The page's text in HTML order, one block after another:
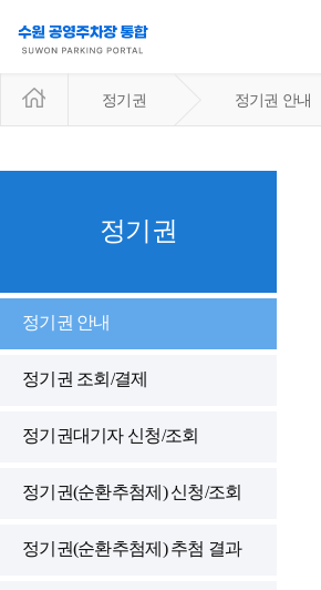
H
정기권 정기권 안내
정기권
정기권 안내
정기권 조회/결제
정기권대기자 신청/조회
정기권(순환추첨제) 신청/조회
정기권(순환추첨제) 추첨 결과